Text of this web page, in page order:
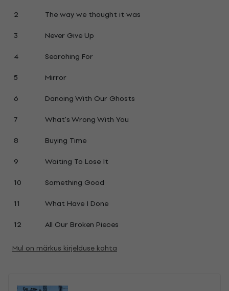
2
The way we thought it was
3
Never Give Up
4
Searching For
5
Mirror
6
Dancing With Our Ghosts
7
What's Wrong With You
8
Buying Time
9
Waiting To Lose It
10
Something Good
11
What Have I Done
12
All Our Broken Pieces
Mul on märkus kirjelduse kohta